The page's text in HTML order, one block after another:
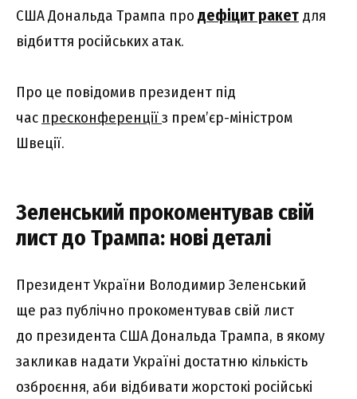
США Дональда Трампа про дефіцит ракет для
відбиття російських атак.
Про це повідомив президент під
час пресконференціїз прем’єр-міністром
Швеції.
Зеленський прокоментував свій
лист до Трампа: нові деталі
Президент України Володимир Зеленський
ще раз публічно прокоментував свій лист
до президента США Дональда Трампа, в якому
закликав надати Україні достатню кількість
озброєння, аби відбивати жорстокі російські